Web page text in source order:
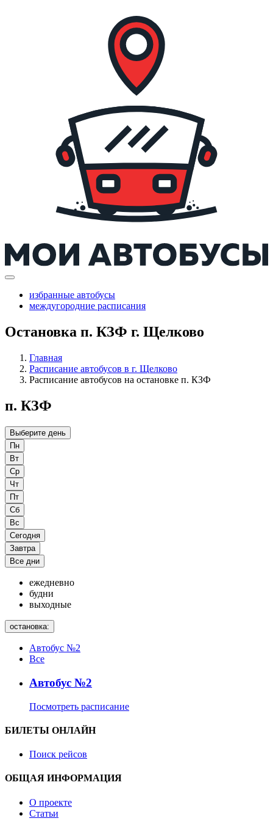
избранные автобусы
междугородние расписания
Остановка п. КЗФ г. Щелково
Главная
Расписание автобусов в г. Щелково
Расписание автобусов на остановке п. КЗФ
п. КЗФ
Выберите день
Пн
Вт
Ср
Чт
Пт
Сб
Вс
Сегодня
Завтра
Все дни
ежедневно
будни
выходные
остановка:
Автобус №2
Все
Автобус №2
Посмотреть расписание
БИЛЕТЫ ОНЛАЙН
Поиск рейсов
ОБЩАЯ ИНФОРМАЦИЯ
О проекте
Статьи